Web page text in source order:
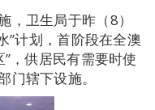
，卫生局于昨（8）
”计划，首阶段在全澳
，供居民有需要时使
门辖下设施。